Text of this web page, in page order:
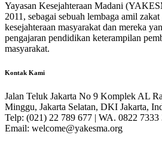
Yayasan Kesejahteraan Madani
2011, sebagai sebuah lembaga amil
kesejahteraan masyarakat dan mereka
pengajaran pendidikan keterampilan
masyarakat.
Kontak Kami
Jalan Teluk Jakarta No 9 Komplek AL
Minggu, Jakarta Selatan, DKI Jakarta,
Telp: (021) 22 789 677 | WA. 0822 7333
Email: welcome@yakesma.org